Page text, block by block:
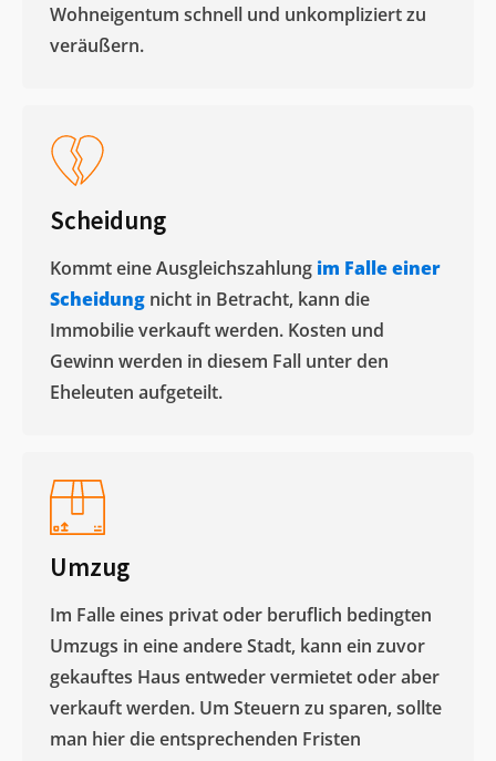
Wohneigentum schnell und unkompliziert zu
veräußern. ​
Scheidung
Kommt eine Ausgleichszahlung im Falle einer
Scheidung nicht in Betracht, kann die
Immobilie verkauft werden. Kosten und
Gewinn werden in diesem Fall unter den
Eheleuten aufgeteilt.​
Umzug
Im Falle eines privat oder beruflich bedingten
Umzugs in eine andere Stadt, kann ein zuvor
gekauftes Haus entweder vermietet oder aber
verkauft werden. Um Steuern zu sparen, sollte
man hier die entsprechenden Fristen